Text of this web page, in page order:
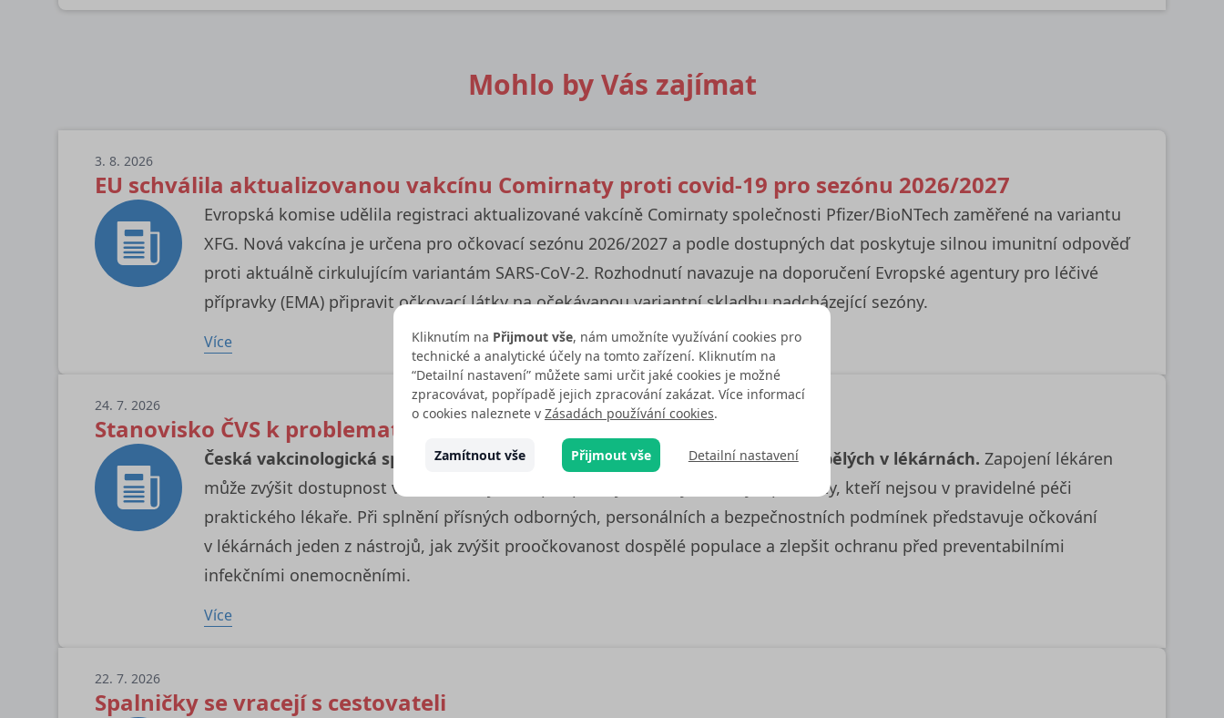
Mohlo by Vás zajímat
3. 8. 2026
EU schválila aktualizovanou vakcínu Comirnaty proti covid-19 pro sezónu 2026/2027
Evropská komise udělila registraci aktualizované vakcíně Comirnaty společnosti Pfizer/BioNTech zaměřené na variantu
XFG. Nová vakcína je určena pro očkovací sezónu 2026/2027 a podle dostupných dat poskytuje silnou imunitní odpověď
proti aktuálně cirkulujícím variantám SARS-CoV-2. Rozhodnutí navazuje na doporučení Evropské agentury pro léčivé
přípravky (EMA) připravit očkovací látky na očekávanou variantní skladbu nadcházející sezóny.
Více
24. 7. 2026
Stanovisko ČVS k problematice očkování v lékárnách
Česká vakcinologická společnost podporuje rozšíření možností očkování dospělých v lékárnách. Zapojení lékáren
může zvýšit dostupnost vakcinace zejména pro pracující osoby, seniory a pacienty, kteří nejsou v pravidelné péči
praktického lékaře. Při splnění přísných odborných, personálních a bezpečnostních podmínek představuje očkování
v lékárnách jeden z nástrojů, jak zvýšit proočkovanost dospělé populace a zlepšit ochranu před preventabilními
infekčními onemocněními.
Více
22. 7. 2026
Spalničky se vracejí s cestovateli
Kliknutím na Přijmout vše, nám umožníte využívání cookies pro
technické a analytické účely na tomto zařízení. Kliknutím na
“Detailní nastavení” můžete sami určit jaké cookies je možné
zpracovávat, popřípadě jejich zpracování zakázat. Více informací
o cookies naleznete v Zásadách používání cookies.
Zamítnout vše Přijmout vše Detailní nastavení